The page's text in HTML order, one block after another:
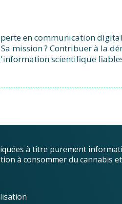
en communication
mission ? Contribuer à la
scientifique
à titre purement
à consommer du cannabis et